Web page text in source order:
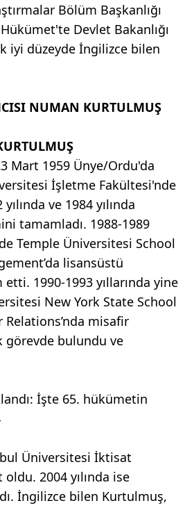
Bölüm Başkanlığı
Devlet Bakanlığı
iyi düzeyde İngilizce bilen
NUMAN KURTULMUŞ
Mart 1959 Ünye/Ordu'da
İşletme Fakültesi'nde
ve 1984 yılında
tamamladı. 1988-1989
Temple Üniversitesi School
lisansüstü
etti. 1990-1993 yıllarında yine
New York State School
misafir
görevde bulundu ve
Üniversitesi İktisat
2004 yılında ise
İngilizce bilen Kurtulmuş,